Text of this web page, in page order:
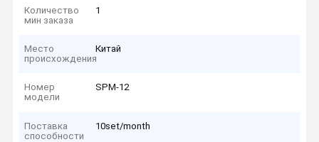
Количество
мин заказа
1
Место
происхождения
Китай
Номер
модели
SPM-12
Поставка
способности
10set/month